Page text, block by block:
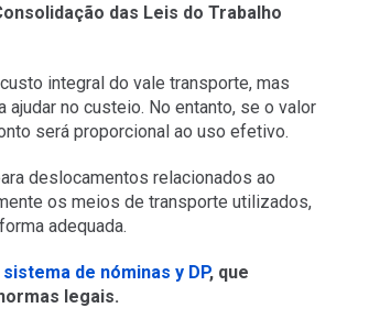
das Leis do Trabalho
integral do vale transporte, mas
ajudar no custeio. No entanto, se o valor
será proporcional ao uso efetivo.
deslocamentos relacionados ao
os meios de transporte utilizados,
adequada.
sistema de nóminas y DP, que
legais.